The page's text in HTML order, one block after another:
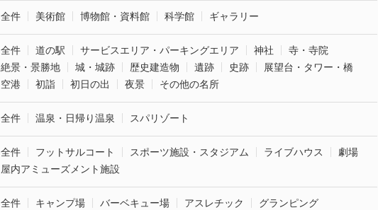
全件 美術館 博物館・資料館 科学館 ギャラリー
全件 道の駅 サービスエリア・パーキングエリア 神社
寺・寺院
絶景・景勝地
城・城跡 歴史建造物 遺跡 史跡
展望台・タワー・橋
空港
初詣 初日の出 夜景 その他の名所
全件 温泉・日帰り温泉 スパリゾート
全件 フットサルコート スポーツ施設・スタジアム ライブハウス
劇場
屋内アミューズメント施設
全件 キャンプ場 バーベキュー場 アスレチック グランピング